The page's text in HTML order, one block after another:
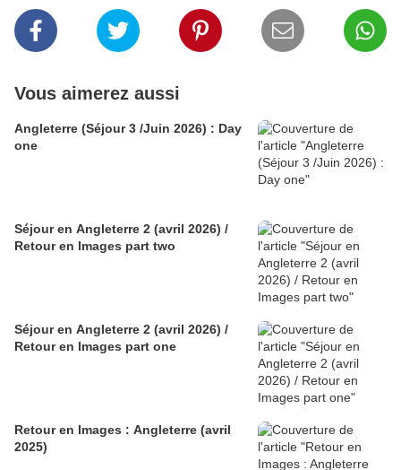
Vous aimerez aussi
Angleterre (Séjour 3 /Juin 2026) : Day
one
Séjour en Angleterre 2 (avril 2026) /
Retour en Images part two
Séjour en Angleterre 2 (avril 2026) /
Retour en Images part one
Retour en Images : Angleterre (avril
2025)